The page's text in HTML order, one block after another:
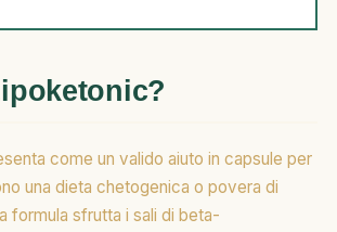
come un valido aiuto in capsule per
una dieta chetogenica o povera di
formula sfrutta i sali di beta-